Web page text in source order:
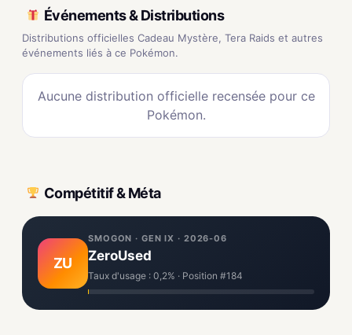
Événements & Distributions
Distributions officielles Cadeau Mystère, Tera Raids et autres
événements liés à ce Pokémon.
Aucune distribution officielle recensée pour ce
Pokémon.
Compétitif & Méta
ZU
SMOGON · GEN IX · 2026-06
ZeroUsed
Taux d'usage : 0,2% · Position #184